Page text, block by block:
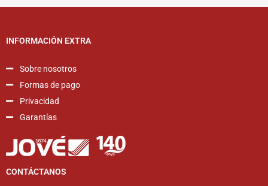
INFORMACIÓN EXTRA
Sobre nosotros
Formas de pago
Privacidad
Garantías
CONTÁCTANOS